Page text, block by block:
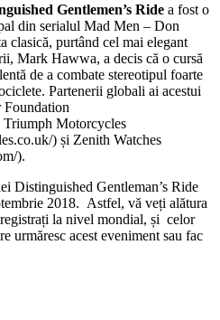
Gentlemen’s Ride a fost o
din serialul Mad Men – Don
clasică, purtând cel mai elegant
Mark Hawwa, a decis că o cursă
de a combate stereotipul foarte
Partenerii globali ai acestui
Foundation
Motorcycles
) și Zenith Watches
).
Distinguished Gentleman’s Ride
2018. Astfel, vă veți alătura
la nivel mondial, și celor
urmăresc acest eveniment sau fac